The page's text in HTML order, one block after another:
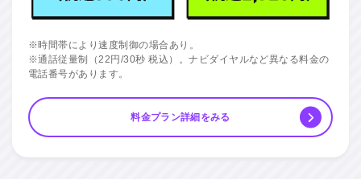
※時間帯により速度制御の場合あり。
※通話従量制（22円/30秒 税込）。ナビダイヤルなど異なる料金の
電話番号があります。
料金プラン詳細をみる